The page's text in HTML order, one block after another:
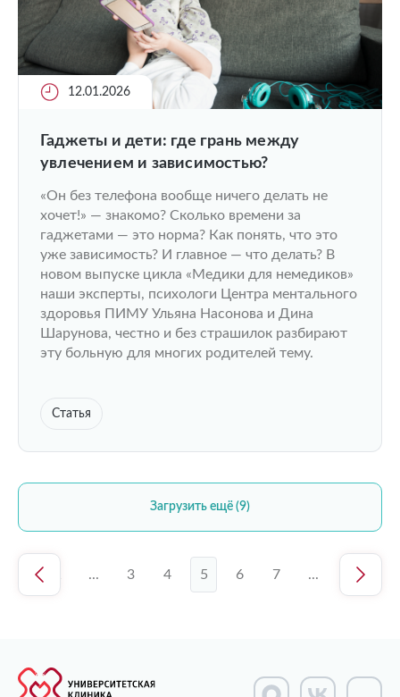
12.01.2026
Гаджеты и дети: где грань между
увлечением и зависимостью?
«Он без телефона вообще ничего делать не
хочет!» — знакомо? Сколько времени за
гаджетами — это норма? Как понять, что это
уже зависимость? И главное — что делать? В
новом выпуске цикла «Медики для немедиков»
наши эксперты, психологи Центра ментального
здоровья ПИМУ Ульяна Насонова и Дина
Шарунова, честно и без страшилок разбирают
эту больную для многих родителей тему.
Статья
Загрузить ещё (9)
... 3 4 5 6 7 ...